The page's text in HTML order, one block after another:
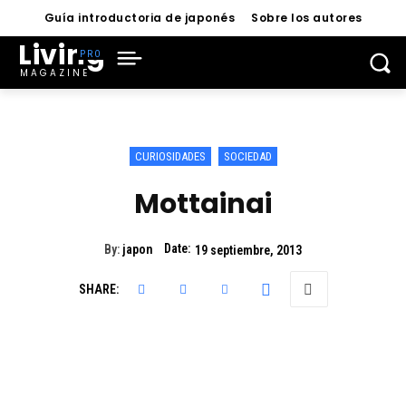
Guía introductoria de japonés Sobre los autores
Living
MAGAZINE
CURIOSIDADES SOCIEDAD
Mottainai
By: japon Date: 19 septiembre, 2013
SHARE: